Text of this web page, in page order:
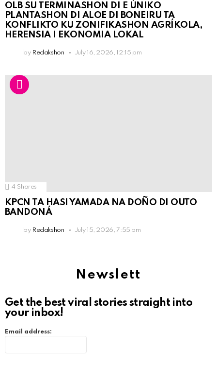
OLB SU TERMINASHON DI E ÚNIKO
PLANTASHON DI ALOE DI BONEIRU TA
KONFLIKTO KU ZONIFIKASHON AGRÍKOLA,
HERENSIA I EKONOMIA LOKAL
by Redakshon July 16, 2026, 12:15 pm
4 Shares
KPCN TA HASI YAMADA NA DOÑO DI OUTO
BANDONÁ
by Redakshon July 15, 2026, 7:55 pm
Newslett
Get the best viral stories straight into
your inbox!
Email address: